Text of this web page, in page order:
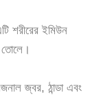
শরীরের ইমিউন
জ্বর, ঠান্ডা এবং